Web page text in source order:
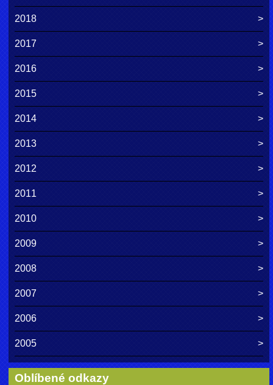
2018
2017
2016
2015
2014
2013
2012
2011
2010
2009
2008
2007
2006
2005
Oblíbené odkazy